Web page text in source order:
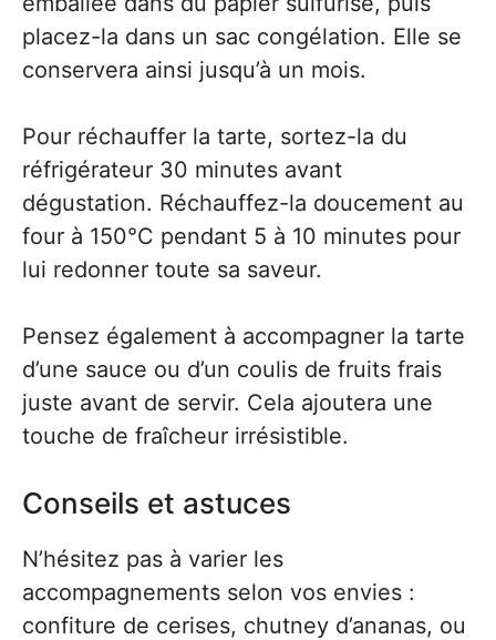
placez-la dans un sac congélation. Elle se
conservera ainsi jusqu’à un mois.
Pour réchauffer la tarte, sortez-la du
réfrigérateur 30 minutes avant
dégustation. Réchauffez-la doucement au
four à 150°C pendant 5 à 10 minutes pour
lui redonner toute sa saveur.
Pensez également à accompagner la tarte
d’une sauce ou d’un coulis de fruits frais
juste avant de servir. Cela ajoutera une
touche de fraîcheur irrésistible.
Conseils et astuces
N’hésitez pas à varier les
accompagnements selon vos envies :
confiture de cerises, chutney d’ananas, ou